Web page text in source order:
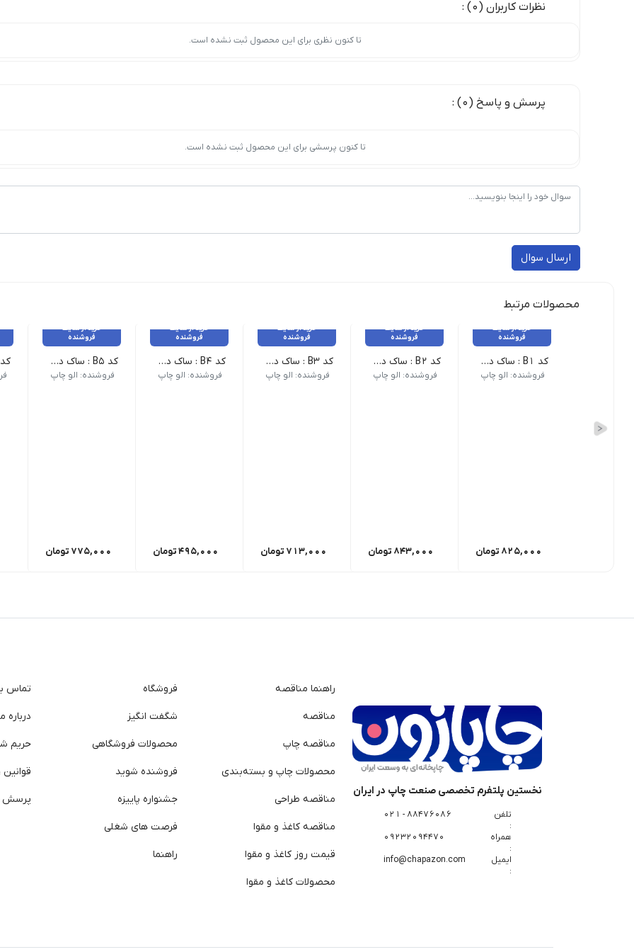
نظرات کاربران (0) :
تا کنون نظری برای این محصول ثبت نشده است.
پرسش و پاسخ (0) :
تا کنون پرسشی برای این محصول ثبت نشده است.
ارسال سوال
محصولات مرتبط
خرید از سایت
فروشنده
کد B1 : ساک دستی _ 25 عدد
فروشنده: الو چاپ
825,000 تومان
خرید از سایت
فروشنده
کد B2 : ساک دستی _ 25 عدد
فروشنده: الو چاپ
843,000 تومان
خرید از سایت
فروشنده
کد B3 : ساک دستی _ 25 عدد
فروشنده: الو چاپ
713,000 تومان
خرید از سایت
فروشنده
کد B4 : ساک دستی _ 25 عدد
فروشنده: الو چاپ
495,000تومان
خرید از سایت
فروشنده
کد B5 : ساک دستی _ 25 عدد
فروشنده: الو چاپ
775,000 تومان
نخستین پلتفرم تخصصی صنعت چاپ در ایران
تلفن
:
88476086 - 021
همراه
:
09232094470
ایمیل
:
info@chapazon.com
راهنما مناقصه
مناقصه
مناقصه چاپ
محصولات چاپ و بسته‌بندی
مناقصه طراحی
مناقصه کاغذ و مقوا
قیمت روز کاغذ و مقوا
محصولات کاغذ و مقوا
فروشگاه
شگفت انگیز
محصولات فروشگاهی
فروشنده شوید
جشنواره پاییزه
فرصت های شغلی
راهنما
تماس
درباره
حریم
پرسش